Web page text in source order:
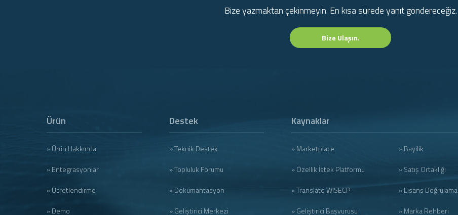
Bize yazmaktan çekinmeyin. En kısa sürede yanıt göndereceğiz.
Bize Ulaşın.
Ürün
» Ürün Hakkında
» Entegrasyonlar
» Ücretlendirme
» Demo
Destek
» Teknik Destek
» Topluluk Forumu
» Dökümantasyon
» Geliştirici Merkezi
Kaynaklar
» Marketplace
» Özellik İstek Platformu
» Translate WISECP
» Geliştirici Başvurusu
» Bayilik
» Satış Ortaklığı
» Lisans Doğrulama
» Marka Rehberi